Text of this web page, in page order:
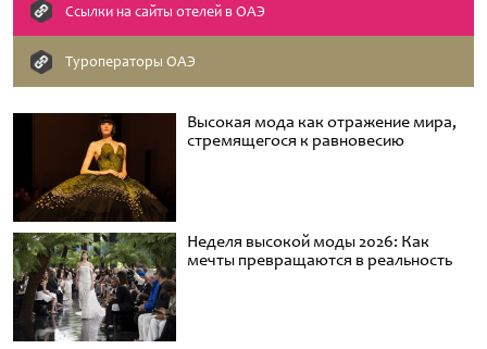
Высокая мода как отражение мира,
стремящегося к равновесию
Неделя высокой моды 2026: Как
мечты превращаются в реальность
Cсылки на сайты отелей в ОАЭ
Туроператоры ОАЭ